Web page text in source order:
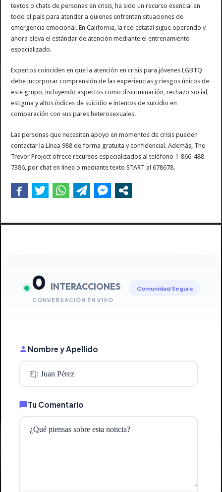
textos o chats de personas en crisis, ha sido un recurso esencial en
todo el país para atender a quienes enfrentan situaciones de
emergencia emocional. En California, la red estatal sigue operando y
ahora eleva el estándar de atención mediante el entrenamiento
especializado.
Expertos coinciden en que la atención en crisis para jóvenes LGBTQ
debe incorporar comprensión de las experiencias y riesgos únicos de
este grupo, incluyendo aspectos como discriminación, rechazo social,
estigma y altos índices de suicidio e intentos de suicidio en
comparación con sus pares heterosexuales.
Las personas que necesiten apoyo en momentos de crisis pueden
contactar la Línea 988 de forma gratuita y confidencial. Además, The
Trevor Project ofrece recursos especializados al teléfono 1-866-488-
7386, por chat en línea o mediante texto START al 678678.
0 INTERACCIONES
CONVERSACIÓN EN VIVO
Comunidad Segura
Nombre y Apellido
Tu Comentario